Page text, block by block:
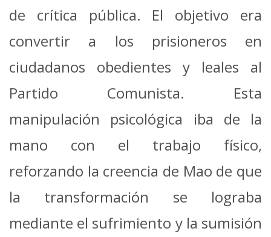
de crítica pública. El objetivo era
convertir a los prisioneros en
ciudadanos obedientes y leales al
Partido Comunista. Esta
manipulación psicológica iba de la
mano con el trabajo físico,
reforzando la creencia de Mao de que
la transformación se lograba
mediante el sufrimiento y la sumisión